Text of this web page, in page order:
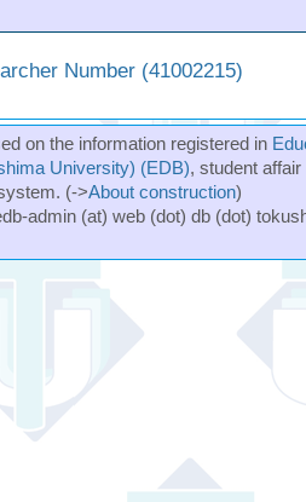
Number (41002215)
on the information registered in
University) (EDB), student
(->About construction)
admin (at) web (dot) db (dot)